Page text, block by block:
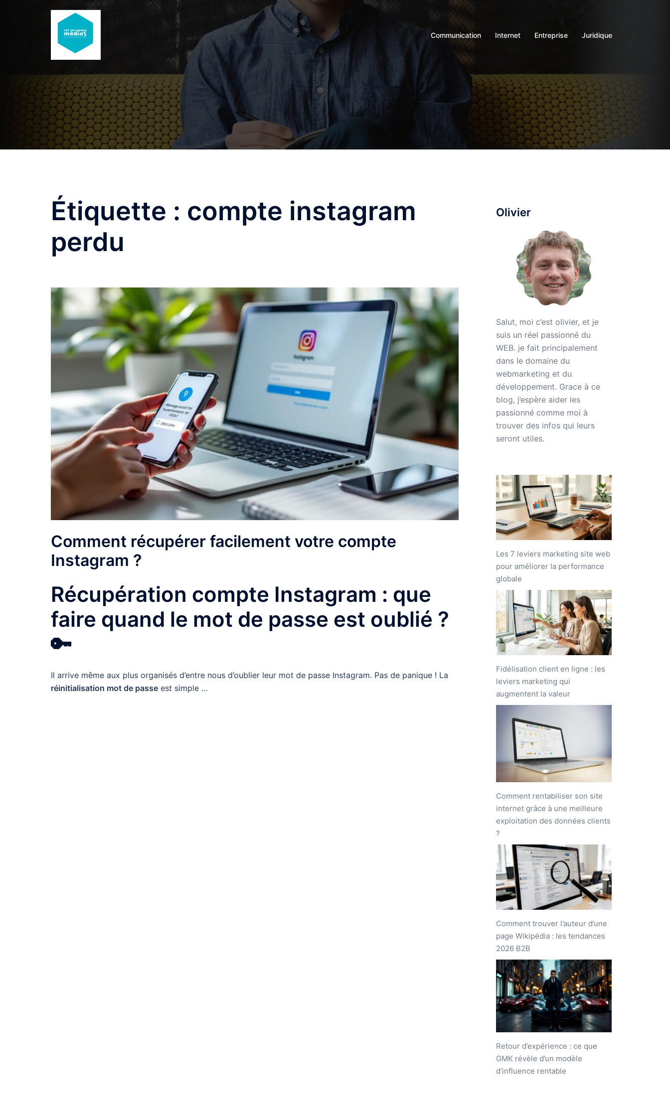
Communication Internet Entreprise Juridique
Étiquette : compte instagram
perdu
Comment récupérer facilement votre compte
Instagram ?
Récupération compte Instagram : que
faire quand le mot de passe est oublié ?
🔑
Il arrive même aux plus organisés d’entre nous d’oublier leur mot de passe Instagram. Pas de panique ! La
réinitialisation mot de passe est simple …
Olivier
Salut, moi c’est olivier, et je
suis un réel passionné du
WEB. je fait principalement
dans le domaine du
webmarketing et du
développement. Grace à ce
blog, j’espère aider les
passionné comme moi à
trouver des infos qui leurs
seront utiles.
Les 7 leviers marketing site web
pour améliorer la performance
globale
Fidélisation client en ligne : les
leviers marketing qui
augmentent la valeur
Comment rentabiliser son site
internet grâce à une meilleure
exploitation des données clients
?
Comment trouver l’auteur d’une
page Wikipédia : les tendances
2026 B2B
Retour d’expérience : ce que
GMK révèle d’un modèle
d’influence rentable